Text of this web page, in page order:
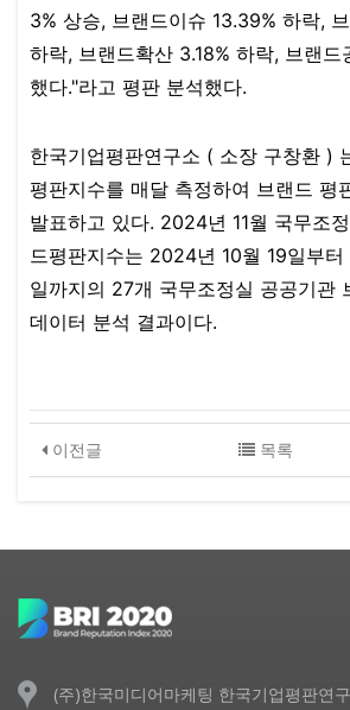
3% 상승, 브랜드이슈 13.39% 하락,
하락, 브랜드확산 3.18% 하락, 브랜
했다."라고 평판 분석했다.
한국기업평판연구소 ( 소장 구창환 )
평판지수를 매달 측정하여 브랜드 평
발표하고 있다. 2024년 11월 국무조
드평판지수는 2024년 10월 19일부
일까지의 27개 국무조정실 공공기관
데이터 분석 결과이다.​
이전글 목록
(주)한국미디어마케팅 한국기업평판연